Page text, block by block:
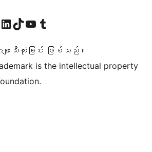
ကျွန်ုပ်တို့၏ LinkedIn အကောင့်သို့ သွားရောက်ကြည့်ရှုပါကျွန်ုပ်တို့၏ TikTok အကောင့်သို့ ဝင်ရောက်ကြည့်ရှုရန်
ကျွန်ုပ်တို့၏ YouTube ချန်နယ်သို့ သွားရောက်ကြည့်ရှုပါ ကျွန်ုပ်တို့၏ Tumblr အကောင့်သို့ ဝင်ရောက်ကြည့်ရှုရန်
ဗျာသီကုံးခြင်း ဖြစ်သည်။
is the intellectual property